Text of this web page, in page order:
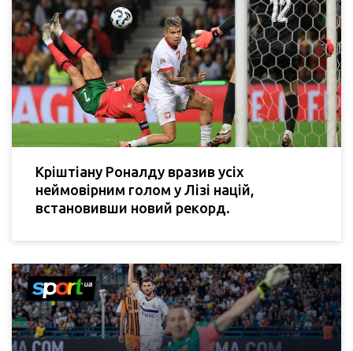
Кріштіану Роналду вразив усіх
неймовірним голом у Лізі націй,
встановивши новий рекорд.